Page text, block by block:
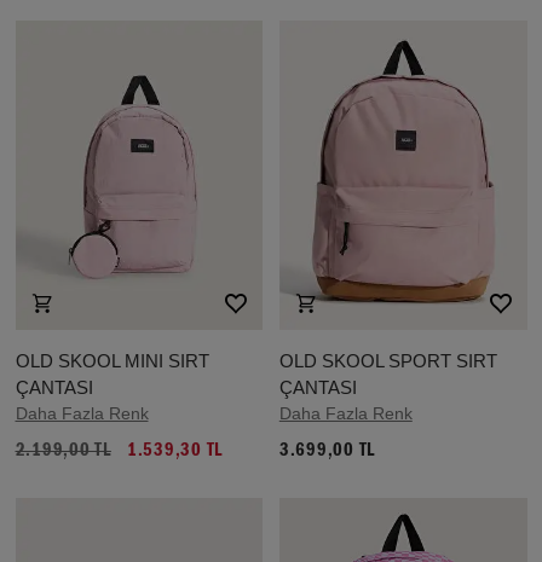
OLD SKOOL MINI SIRT
ÇANTASI
Daha Fazla Renk
2.199,00 TL 1.539,30 TL
OLD SKOOL SPORT SIRT
ÇANTASI
Daha Fazla Renk
3.699,00 TL